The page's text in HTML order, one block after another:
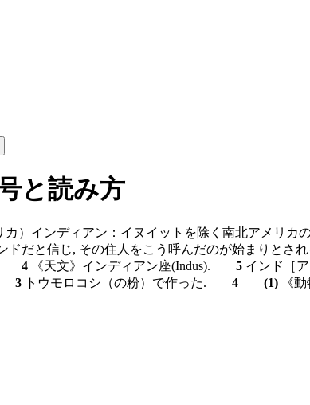
と読み方
カ）インディアン：イヌイットを除く南北アメリカ
ンドだと信じ, その住人をこう呼んだのが始まりと
. 4 《天文》インディアン座(Indus). 5 インド［
. 3 トウモロコシ（の粉）で作った. 4 (1) 《